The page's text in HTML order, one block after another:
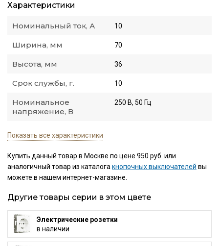
Характеристики
Номинальный ток, А 10
Ширина, мм 70
Высота, мм 36
Срок службы, г. 10
Номинальное
напряжение, В
250 В, 50 Гц
Показать все характеристики
Купить данный товар в Москве по цене 950 руб. или
аналогичный товар из каталогакнопочных выключателей вы
можете в нашем интернет-магазине.
Другие товары серии в этом цвете
Электрические розетки
в наличии